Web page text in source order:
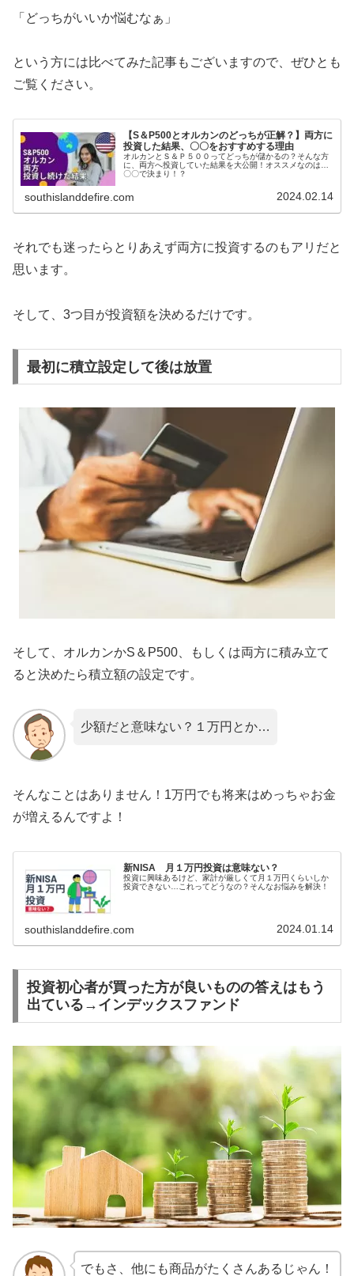
「どっちがいいか悩むなぁ」
という方には比べてみた記事もございますので、ぜひとも
ご覧ください。
【S＆P500とオルカンのどっちが正解？】両方に
投資した結果、〇〇をおすすめする理由
オルカンとＳ＆Ｐ５００ってどっちが儲かるの？そんな方
に、両方へ投資していた結果を大公開！オススメなのは…
〇〇で決まり！？
southislanddefire.com 2024.02.14
それでも迷ったらとりあえず両方に投資するのもアリだと
思います。
そして、3つ目が投資額を決めるだけです。
最初に積立設定して後は放置
そして、オルカンかS＆P500、もしくは両方に積み立て
ると決めたら積立額の設定です。
少額だと意味ない？１万円とか…
そんなことはありません！1万円でも将来はめっちゃお金
が増えるんですよ！
新NISA 月１万円投資は意味ない？
投資に興味あるけど、家計が厳しくて月１万円くらいしか
投資できない…これってどうなの？そんなお悩みを解決！
southislanddefire.com 2024.01.14
投資初心者が買った方が良いものの答えはもう
出ている→インデックスファンド
でもさ、他にも商品がたくさんあるじゃん！